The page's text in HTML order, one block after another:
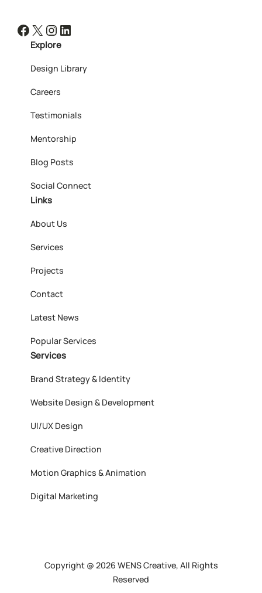
Facebook X Instagram LinkedIn
Explore
Design Library
Careers
Testimonials
Mentorship
Blog Posts
Social Connect
Links
About Us
Services
Projects
Contact
Latest News
Popular Services
Services
Brand Strategy & Identity
Website Design & Development
UI/UX Design
Creative Direction
Motion Graphics & Animation
Digital Marketing
Copyright @ 2026 WENS Creative, All Rights
Reserved